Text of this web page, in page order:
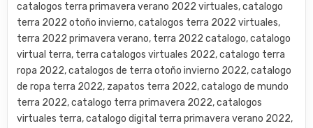
catalogos terra primavera verano 2022 virtuales, catalogo
terra 2022 otoño invierno, catalogos terra 2022 virtuales,
terra 2022 primavera verano, terra 2022 catalogo, catalogo
virtual terra, terra catalogos virtuales 2022, catalogo terra
ropa 2022, catalogos de terra otoño invierno 2022, catalogo
de ropa terra 2022, zapatos terra 2022, catalogo de mundo
terra 2022, catalogo terra primavera 2022, catalogos
virtuales terra, catalogo digital terra primavera verano 2022,